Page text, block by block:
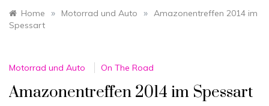
Home » Motorrad und Auto » Amazonentreffen 2014 im
Spessart
Motorrad und Auto On The Road
Amazonentreffen 2014 im Spessart